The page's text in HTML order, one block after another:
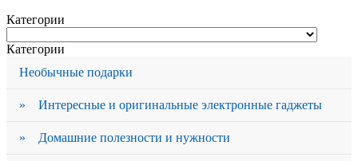
Категории
Категории
Необычные подарки
» Интересные и оригинальные электронные гаджеты
» Домашние полезности и нужности